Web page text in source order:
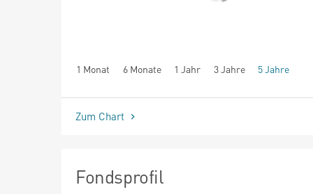
1 Monat 6 Monate 1 Jahr 3 Jahre 5 Jahre
seit Beginn
Zum Chart
Fondsprofil